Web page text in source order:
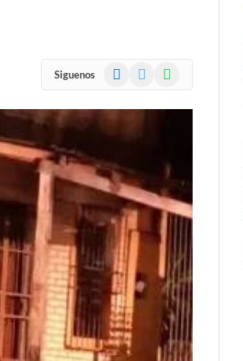
Siguenos Facebook WhatsApp